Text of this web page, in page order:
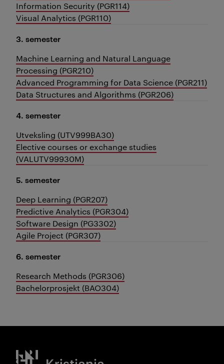
Information Security (PGR114)
Visual Analytics (PGR110)
3. semester
Machine Learning and Natural Language
Processing (PGR210)
Advanced Programming for Data Science (PGR211)
Data Structures and Algorithms (PGR206)
4. semester
Utveksling (UTV999BA30)
Elective courses or exchange studies
(VALUTV99930M)
5. semester
Deep Learning (PGR207)
Predictive Analytics (PGR304)
Software Design (PG3302)
Agile Project (PGR307)
6. semester
Research Methods (PGR306)
Bachelorprosjekt (BAO304)
Kristiania logo